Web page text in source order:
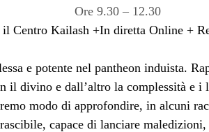
Ore 9.30 – 12.30
il Centro Kailash +In diretta Online +
e potente nel pantheon induista.
il divino e dall’altro la complessità e i
modo di approfondire, in alcuni
capace di lanciare maledizioni,